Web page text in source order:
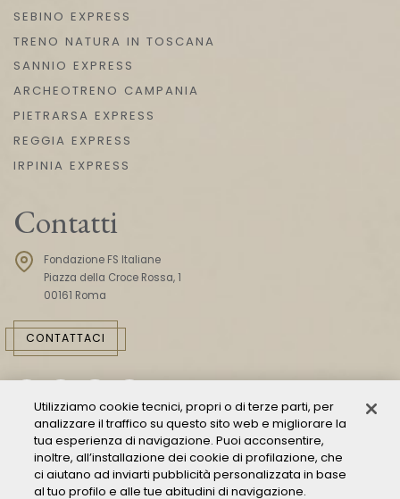
SEBINO EXPRESS
TRENO NATURA IN TOSCANA
SANNIO EXPRESS
ARCHEOTRENO CAMPANIA
PIETRARSA EXPRESS
REGGIA EXPRESS
IRPINIA EXPRESS
Contatti
Fondazione FS Italiane
Piazza della Croce Rossa, 1
00161 Roma
CONTATTACI
Consulta il Modello 231
Utilizziamo cookie tecnici, propri o di terze parti, per
analizzare il traffico su questo sito web e migliorare la
tua esperienza di navigazione. Puoi acconsentire,
inoltre, all’installazione dei cookie di profilazione, che
ci aiutano ad inviarti pubblicità personalizzata in base
al tuo profilo e alle tue abitudini di navigazione.